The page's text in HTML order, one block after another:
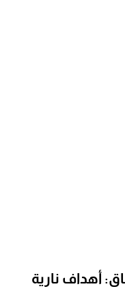
أهداف نارية